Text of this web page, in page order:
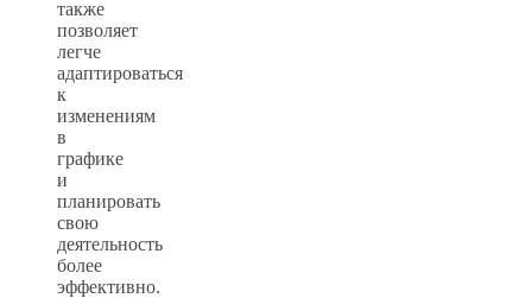
также
позволяет
легче
адаптироваться
к
изменениям
в
графике
и
планировать
свою
деятельность
более
эффективно.